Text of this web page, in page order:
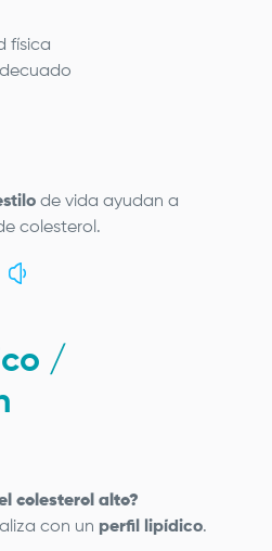
física
de vida ayudan a
colesterol.
/
colesterol alto?
con un perfil lipídico.